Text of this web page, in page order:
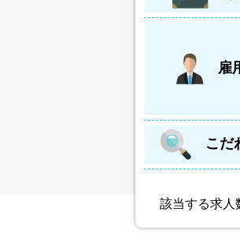
雇
こだ
該当する求人